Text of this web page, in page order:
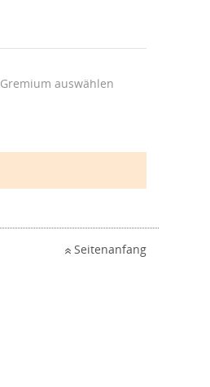
Gremium auswählen
Seitenanfang